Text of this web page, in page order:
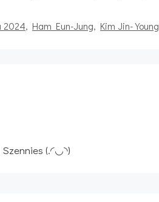
2024, Ham Eun-Jung, Kim Jin-Young
(.◜◡◝)